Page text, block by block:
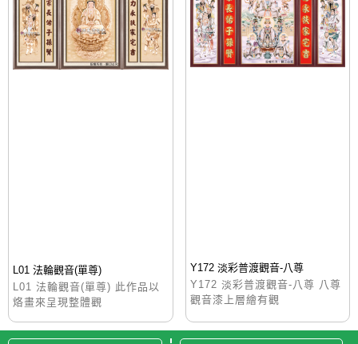
L01 法輪觀音(單尊)
L01 法輪觀音(單尊) 此作品以
烙畫來呈現整體觀
Y172 淡彩普渡觀音-八尊
Y172 淡彩普渡觀音-八尊 八尊
觀音漆上層繪有觀